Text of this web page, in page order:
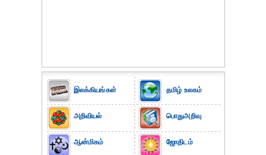
இலக்கியங்கள்
அறிவியல்
ஆன்மிகம்
தமிழ் உலகம்
பொதுஅறிவு
ஜோதிடம்